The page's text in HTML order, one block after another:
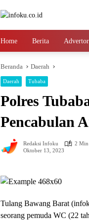
Home Berita
Beranda Daerah
Daerah Tubaba
Polres
Pencabulan
Redaksi Infoku
2 Min
Oktober 13, 2023
Tulang Bawang Barat
seorang pemuda WC (22